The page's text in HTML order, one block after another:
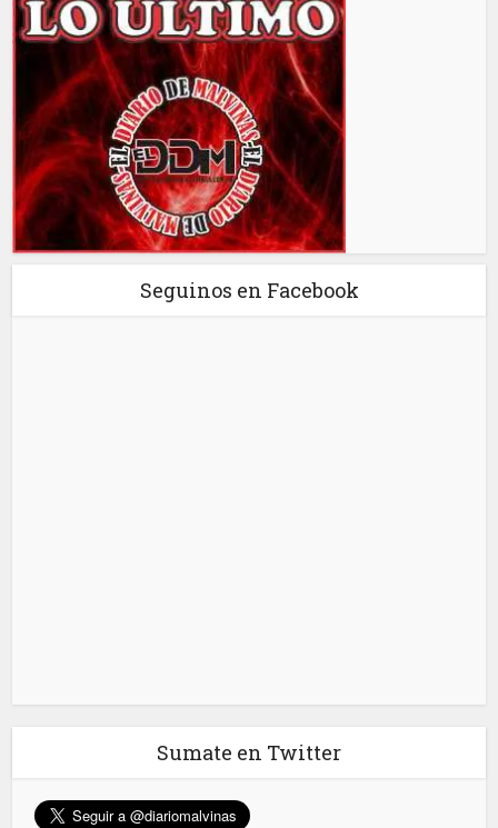
Seguinos en Facebook
Sumate en Twitter